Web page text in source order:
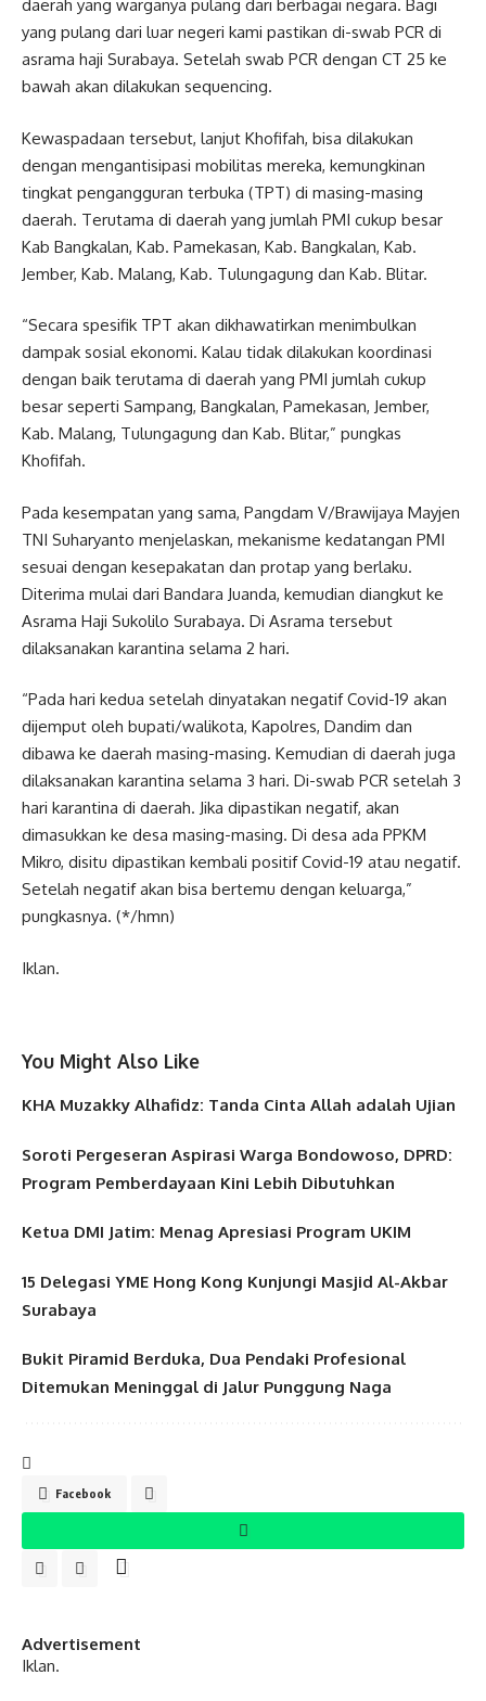
daerah yang warganya pulang dari berbagai negara. Bagi
yang pulang dari luar negeri kami pastikan di-swab PCR di
asrama haji Surabaya. Setelah swab PCR dengan CT 25 ke
bawah akan dilakukan sequencing.
Kewaspadaan tersebut, lanjut Khofifah, bisa dilakukan
dengan mengantisipasi mobilitas mereka, kemungkinan
tingkat pengangguran terbuka (TPT) di masing-masing
daerah. Terutama di daerah yang jumlah PMI cukup besar
Kab Bangkalan, Kab. Pamekasan, Kab. Bangkalan, Kab.
Jember, Kab. Malang, Kab. Tulungagung dan Kab. Blitar.
“Secara spesifik TPT akan dikhawatirkan menimbulkan
dampak sosial ekonomi. Kalau tidak dilakukan koordinasi
dengan baik terutama di daerah yang PMI jumlah cukup
besar seperti Sampang, Bangkalan, Pamekasan, Jember,
Kab. Malang, Tulungagung dan Kab. Blitar,” pungkas
Khofifah.
Pada kesempatan yang sama, Pangdam V/Brawijaya Mayjen
TNI Suharyanto menjelaskan, mekanisme kedatangan PMI
sesuai dengan kesepakatan dan protap yang berlaku.
Diterima mulai dari Bandara Juanda, kemudian diangkut ke
Asrama Haji Sukolilo Surabaya. Di Asrama tersebut
dilaksanakan karantina selama 2 hari.
“Pada hari kedua setelah dinyatakan negatif Covid-19 akan
dijemput oleh bupati/walikota, Kapolres, Dandim dan
dibawa ke daerah masing-masing. Kemudian di daerah juga
dilaksanakan karantina selama 3 hari. Di-swab PCR setelah 3
hari karantina di daerah. Jika dipastikan negatif, akan
dimasukkan ke desa masing-masing. Di desa ada PPKM
Mikro, disitu dipastikan kembali positif Covid-19 atau negatif.
Setelah negatif akan bisa bertemu dengan keluarga,”
pungkasnya. (*/hmn)
Iklan.
You Might Also Like
KHA Muzakky Alhafidz: Tanda Cinta Allah adalah Ujian
Soroti Pergeseran Aspirasi Warga Bondowoso, DPRD:
Program Pemberdayaan Kini Lebih Dibutuhkan
Ketua DMI Jatim: Menag Apresiasi Program UKIM
15 Delegasi YME Hong Kong Kunjungi Masjid Al-Akbar
Surabaya
Bukit Piramid Berduka, Dua Pendaki Profesional
Ditemukan Meninggal di Jalur Punggung Naga
Facebook
Advertisement
Iklan.